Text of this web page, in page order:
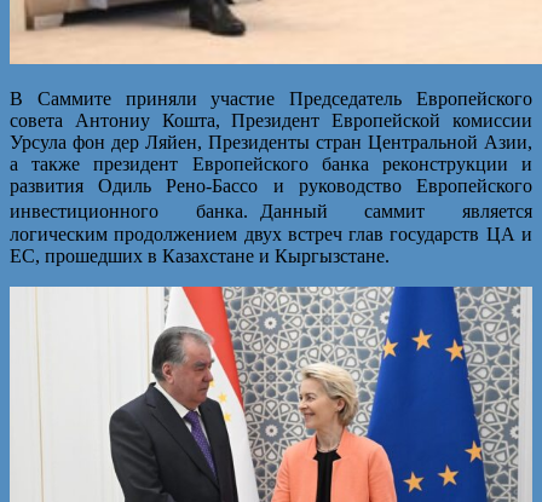
В Саммите приняли участие Председатель Европейского
совета Антониу Кошта, Президент Европейской комиссии
Урсула фон дер Ляйен, Президенты стран Центральной Азии,
а также президент Европейского банка реконструкции и
развития Одиль Рено-Бассо и руководство Европейского
инвестиционного банка. Данный саммит является
логическим продолжением двух встреч глав государств ЦА и
ЕС, прошедших в Казахстане и Кыргызстане.